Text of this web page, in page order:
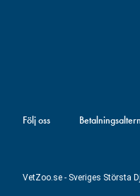
Följ oss
VetZoo.se - Sveriges Största